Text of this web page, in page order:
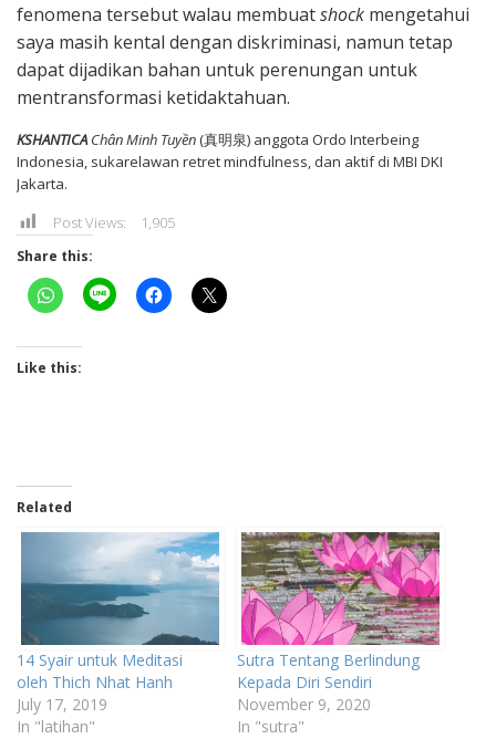
fenomena tersebut walau membuatshock mengetahui
saya masih kental dengan diskriminasi, namun tetap
dapat dijadikan bahan untuk perenungan untuk
mentransformasi ketidaktahuan.
KSHANTICA Chân Minh Tuyền(真明泉) anggota Ordo Interbeing
Indonesia, sukarelawan retret mindfulness, dan aktif di MBI DKI
Jakarta.
Post Views:
1,905
Share this:
Like this:
Related
14 Syair untuk Meditasi
oleh Thich Nhat Hanh
July 17, 2019
In "latihan"
Sutra Tentang Berlindung
Kepada Diri Sendiri
November 9, 2020
In "sutra"